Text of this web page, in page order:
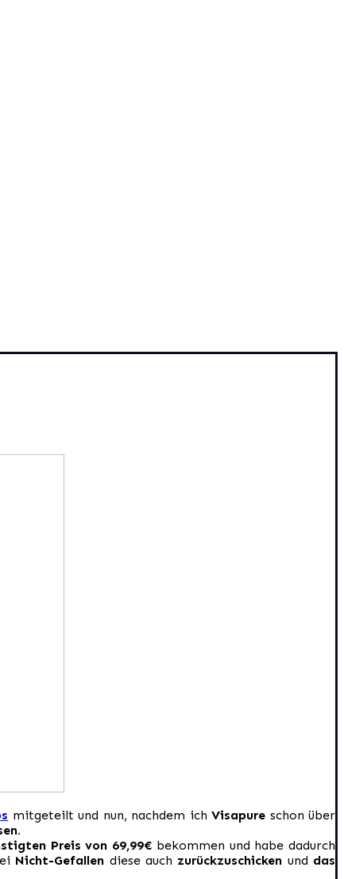
mitgeteilt und nun, nachdem ichVisapure schon über
Preis von 69,99€ bekommen und habe dadurch
Nicht-Gefallen diese auch zurückzuschicken und das